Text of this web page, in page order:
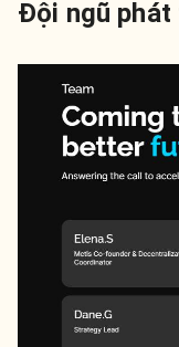
Đội ngũ